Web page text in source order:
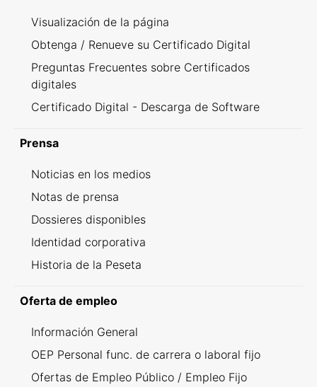
Visualización de la página
Obtenga / Renueve su Certificado Digital
Preguntas Frecuentes sobre Certificados
digitales
Certificado Digital - Descarga de Software
Prensa
Noticias en los medios
Notas de prensa
Dossieres disponibles
Identidad corporativa
Historia de la Peseta
Oferta de empleo
Información General
OEP Personal func. de carrera o laboral fijo
Ofertas de Empleo Público / Empleo Fijo